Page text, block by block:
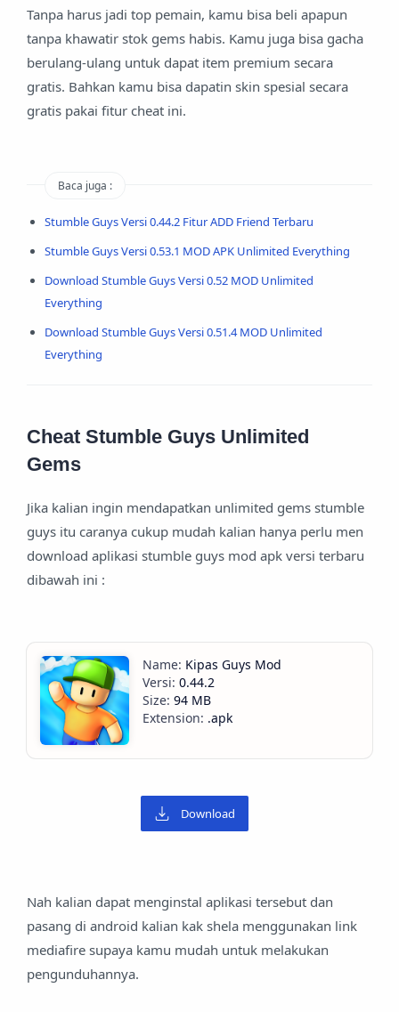
Tanpa harus jadi top pemain, kamu bisa beli apapun
tanpa khawatir stok gems habis. Kamu juga bisa gacha
berulang-ulang untuk dapat item premium secara
gratis. Bahkan kamu bisa dapatin skin spesial secara
gratis pakai fitur cheat ini.
Baca juga :
Stumble Guys Versi 0.44.2 Fitur ADD Friend Terbaru
Stumble Guys Versi 0.53.1 MOD APK Unlimited Everything
Download Stumble Guys Versi 0.52 MOD Unlimited
Everything
Download Stumble Guys Versi 0.51.4 MOD Unlimited
Everything
Cheat Stumble Guys Unlimited
Gems
Jika kalian ingin mendapatkan unlimited gems stumble
guys itu caranya cukup mudah kalian hanya perlu men
download aplikasi stumble guys mod apk versi terbaru
dibawah ini :
Kipas Guys Mod
0.44.2
94 MB
.apk
Download
Nah kalian dapat menginstal aplikasi tersebut dan
pasang di android kalian kak shela menggunakan link
mediafire supaya kamu mudah untuk melakukan
pengunduhannya.